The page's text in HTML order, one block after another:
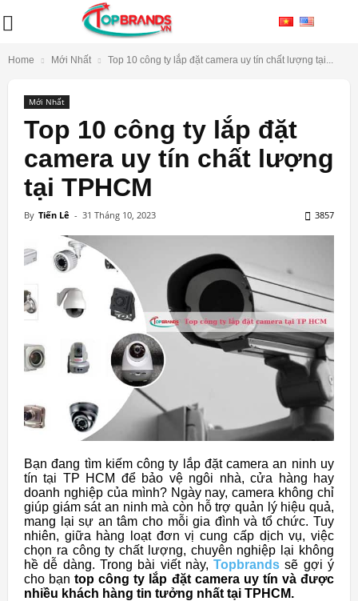
Home Mới Nhất Top 10 công ty lắp đặt camera uy tín chất lượng tại...
Mới Nhất
Top 10 công ty lắp đặt
camera uy tín chất lượng
tại TPHCM
By Tiến Lê - 31 Tháng 10, 2023 3857
Bạn đang tìm kiếm công ty lắp đặt camera an ninh uy
tín tại TP HCM để bảo vệ ngôi nhà, cửa hàng hay
doanh nghiệp của mình? Ngày nay, camera không chỉ
giúp giám sát an ninh mà còn hỗ trợ quản lý hiệu quả,
mang lại sự an tâm cho mỗi gia đình và tổ chức. Tuy
nhiên, giữa hàng loạt đơn vị cung cấp dịch vụ, việc
chọn ra công ty chất lượng, chuyên nghiệp lại không
hề dễ dàng. Trong bài viết này,Topbrands sẽ gợi ý
cho bạn top công ty lắp đặt camera uy tín và được
nhiều khách hàng tin tưởng nhất tại TPHCM.